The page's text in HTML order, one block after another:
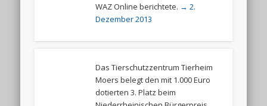
WAZ Online berichtete. → 2.
Dezember 2013
Das Tierschutzzentrum Tierheim
Moers belegt den mit 1.000 Euro
dotierten 3. Platz beim